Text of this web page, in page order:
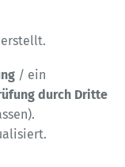
erstellt.
/ ein
durch Dritte